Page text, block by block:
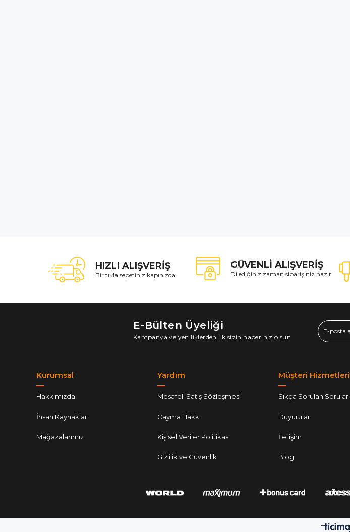
HIZLI ALIŞVERİŞ
Bir tıkla sepetiniz kapınızda
GÜVENLİ ALIŞVERİŞ
Dilediğiniz zaman siparişiniz hazır
E-Bülten Üyeliği
Kampanya ve yeniliklerden ilk sizin haberiniz olsun
Kurumsal
Hakkımızda
İnsan Kaynakları
Mağazalarımız
Yardım
Mesafeli Satış Sözleşmesi
Cayma Hakkı
Kişisel Veriler Politikası
Gizlilik ve Güvenlik
Müşteri Hizmetleri
Sıkça Sorulan Sorular
Duyurular
İletişim
Blog